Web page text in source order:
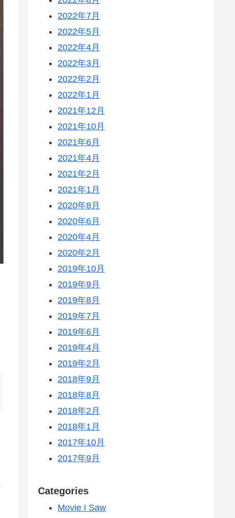
2022年7月
2022年5月
2022年4月
2022年3月
2022年2月
2022年1月
2021年12月
2021年10月
2021年6月
2021年4月
2021年2月
2021年1月
2020年8月
2020年6月
2020年4月
2020年2月
2019年10月
2019年9月
2019年8月
2019年7月
2019年6月
2019年4月
2019年2月
2018年9月
2018年8月
2018年2月
2018年1月
2017年10月
2017年9月
Categories
Movie I Saw